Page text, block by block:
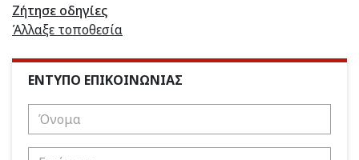
Ζήτησε οδηγίες
Άλλαξε τοποθεσία
ΕΝΤΥΠΟ ΕΠΙΚΟΙΝΩΝΙΑΣ